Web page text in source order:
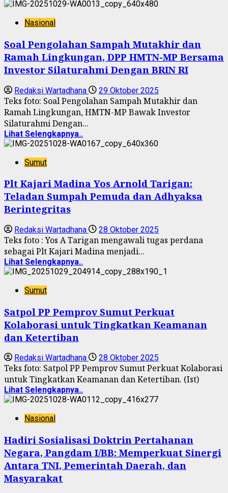
Nasional
Soal Pengolahan Sampah Mutakhir dan
Ramah Lingkungan, DPP HMTN-MP Bersama
Investor Silaturahmi Dengan BRIN RI
Redaksi Wartadhana 29 Oktober 2025
Teks foto: Soal Pengolahan Sampah Mutakhir dan
Ramah Lingkungan, HMTN-MP Bawak Investor
Silaturahmi Dengan...
Lihat Selengkapnya..
Sumut
‎Plt Kajari Madina Yos Arnold Tarigan:
Teladan Sumpah Pemuda dan Adhyaksa
Berintegritas
Redaksi Wartadhana 28 Oktober 2025
‎Teks foto : Yos A Tarigan mengawali tugas perdana
sebagai Plt Kajari Madina menjadi...
Lihat Selengkapnya..
Sumut
Satpol PP Pemprov Sumut Perkuat
Kolaborasi untuk Tingkatkan Keamanan
dan Ketertiban
Redaksi Wartadhana 28 Oktober 2025
Teks foto: Satpol PP Pemprov Sumut Perkuat Kolaborasi
untuk Tingkatkan Keamanan dan Ketertiban. (Ist)
Lihat Selengkapnya..
Nasional
Hadiri Sosialisasi Doktrin Pertahanan
Negara, Pangdam I/BB: Memperkuat Sinergi
Antara TNI, Pemerintah Daerah, dan
Masyarakat